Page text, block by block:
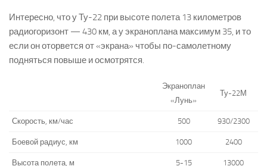
Интересно, что у Ту-22 при высоте полета 13 километров
радиогоризонт — 430 км, а у экраноплана максимум 35, и то
если он оторвется от «экрана» чтобы по-самолетному
подняться повыше и осмотрятся.
Экраноплан
«Лунь»
Ту-22М
Скорость, км/час 500 930/2300
Боевой радиус, км 1000 2400
Высота полета, м 5-15 13000